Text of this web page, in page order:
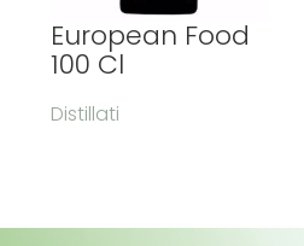
European Food
100 Cl
Distillati